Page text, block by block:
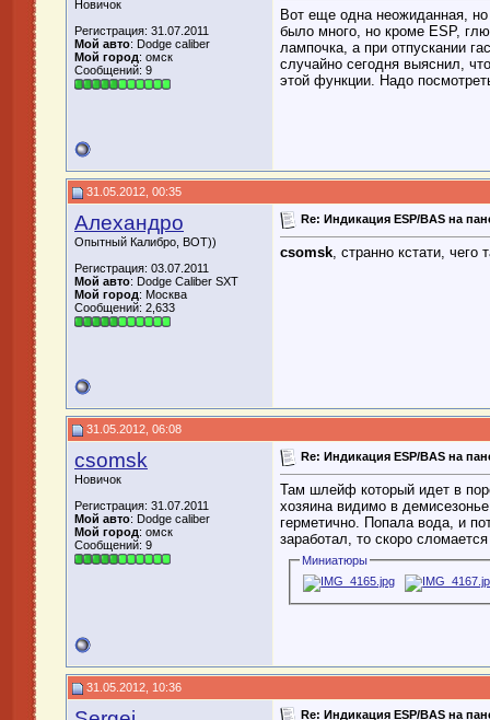
Новичок
Регистрация: 31.07.2011
Мой авто: Dodge caliber
Мой город: омск
Сообщений: 9
Вот еще одна неожиданная,
было много, но кроме ESP,
лампочка, а при отпускании
случайно сегодня выяснил,
этой функции. Надо
31.05.2012, 00:35
Алехандро
Опытный Калибро, ВОТ))
Регистрация: 03.07.2011
Мой авто: Dodge Caliber SXT
Мой город: Москва
Сообщений: 2,633
Re: Индикация ESP/BAS на
csomsk, странно кстати, чего
31.05.2012, 06:08
csomsk
Новичок
Регистрация: 31.07.2011
Мой авто: Dodge caliber
Мой город: омск
Сообщений: 9
Re: Индикация ESP/BAS на
Там шлейф который идет в
хозяина видимо в
герметично. Попала вода, и
заработал, то скоро
Миниатюры
31.05.2012, 10:36
Re: Индикация ESP/BAS на